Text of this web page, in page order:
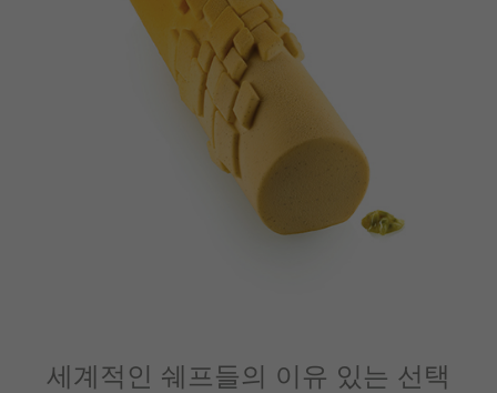
세계적인 쉐프들의 이유 있는 선택